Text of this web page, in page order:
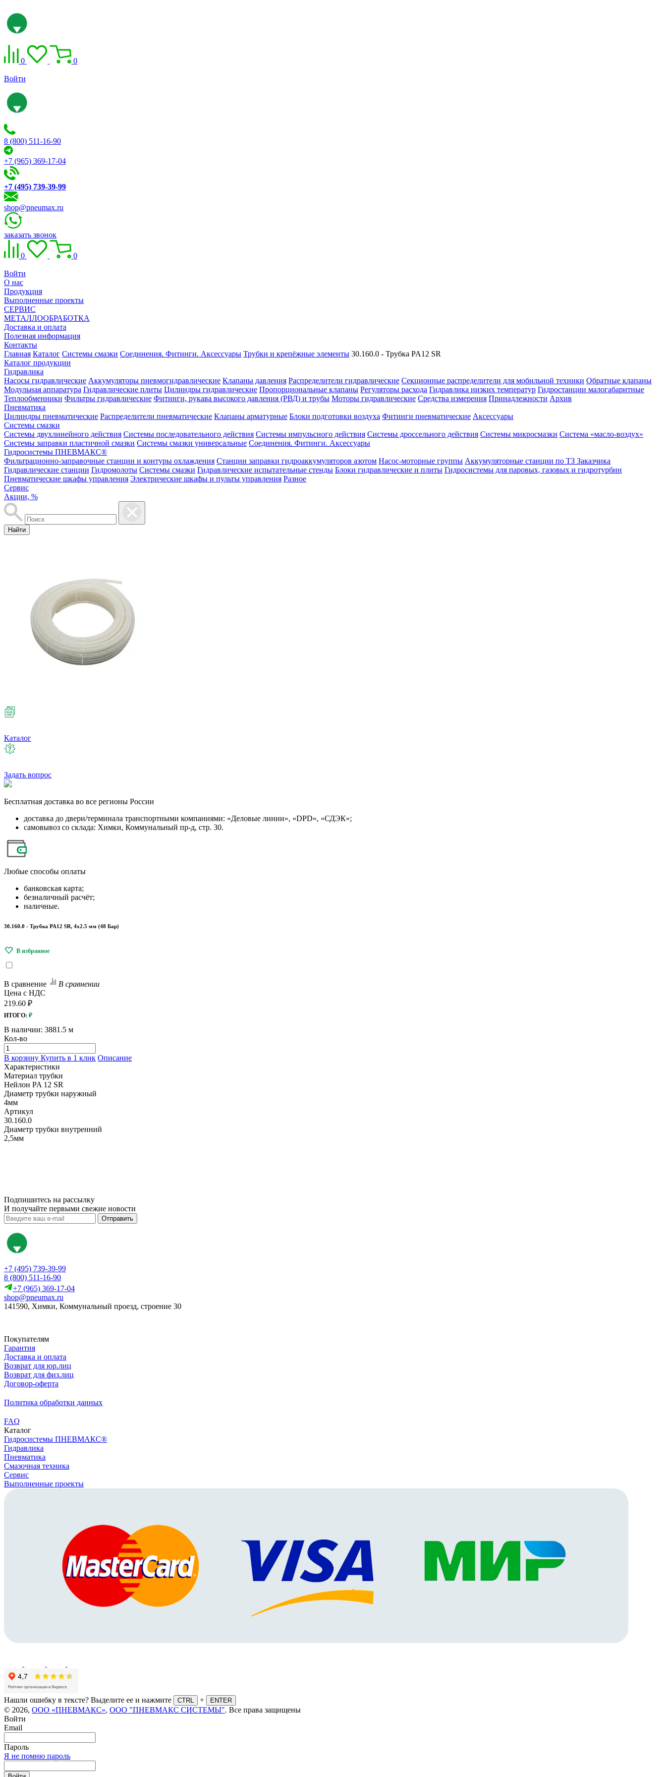
0 0
Войти
8 (800) 511-16-90
+7 (965) 369-17-04
+7 (495) 739-39-99
shop@pneumax.ru
заказать звонок
0 0
Войти
О нас
Продукция
Выполненные проекты
СЕРВИС
МЕТАЛЛООБРАБОТКА
Доставка и оплата
Полезная информация
Контакты
Главная Каталог Системы смазки Соединения. Фитинги. Аксессуары Трубки и крепёжные элементы 30.160.0 - Трубка PA12 SR
Каталог продукции
Гидравлика
Насосы гидравлические Аккумуляторы пневмогидравлические Клапаны давления Распределители гидравлические Секционные распределители для мобильной техники Обратные клапаны
Модульная аппаратура Гидравлические плиты Цилиндры гидравлические Пропорциональные клапаны Регуляторы расхода Гидравлика низких температур Гидростанции малогабаритные
Теплообменники Фильтры гидравлические Фитинги, рукава высокого давления (РВД) и трубы Моторы гидравлические Средства измерения Принадлежности Архив
Пневматика
Цилиндры пневматические Распределители пневматические Клапаны арматурные Блоки подготовки воздуха Фитинги пневматические Аксессуары
Системы смазки
Системы двухлинейного действия Системы последовательного действия Системы импульсного действия Системы дроссельного действия Системы микросмазки Система «масло-воздух»
Системы заправки пластичной смазки Системы смазки универсальные Соединения. Фитинги. Аксессуары
Гидросистемы ПНЕВМАКС®
Фильтрационно-заправочные станции и контуры охлаждения Станции заправки гидроаккумуляторов азотом Насос-моторные группы Аккумуляторные станции по ТЗ Заказчика
Гидравлические станции Гидромолоты Системы смазки Гидравлические испытательные стенды Блоки гидравлические и плиты Гидросистемы для паровых, газовых и гидротурбин
Пневматические шкафы управления Электрические шкафы и пульты управления Разное
Сервис
Акции, %
Найти
Каталог
Задать вопрос
Бесплатная доставка во все регионы России
доставка до двери/терминала транспортными компаниями: «Деловые линии», «DPD», «СДЭК»;
самовывоз со склада: Химки, Коммунальный пр-д, стр. 30.
Любые способы оплаты
банковская карта;
безналичный расчёт;
наличные.
30.160.0 - Трубка PA12 SR, 4х2.5 мм (48 Бар)
В сравнение
В сравнении
Цена с НДС
219.60 ₽
ИТОГО: ₽
В наличии: 3881.5 м
Кол-во
В корзину Купить в 1 клик Описание
Характеристики
Материал трубки
Нейлон PA 12 SR
Диаметр трубки наружный
4мм
Артикул
30.160.0
Диаметр трубки внутренний
2,5мм
Подпишитесь на рассылку
И получайте первыми свежие новости
Отправить
+7 (495) 739-39-99
8 (800) 511-16-90
+7 (965) 369-17-04
shop@pneumax.ru
141590, Химки, Коммунальный проезд, строение 30
Покупателям
Гарантия
Доставка и оплата
Возврат для юр.лиц
Возврат для физ.лиц
Договор-оферта
Политика обработки данных
FAQ
Каталог
Гидросистемы ПНЕВМАКС®
Гидравлика
Пневматика
Смазочная техника
Сервис
Выполненные проекты
Нашли ошибку в тексте? Выделите ее и нажмите CTRL + ENTER
© 2026, ООО «ПНЕВМАКС», ООО "ПНЕВМАКС СИСТЕМЫ". Все права защищены
Войти
Email
Пароль
Я не помню пароль